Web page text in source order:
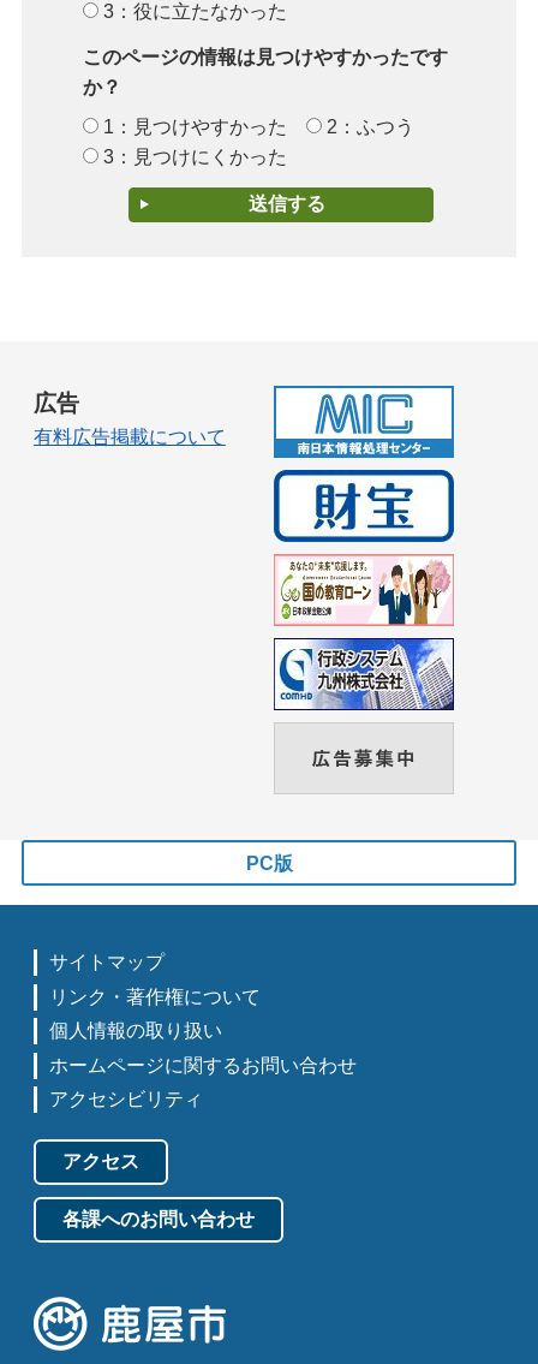
3：役に立たなかった
このページの情報は見つけやすかったです
か？
1：見つけやすかった
2：ふつう
3：見つけにくかった
広告
有料広告掲載について
PC版
サイトマップ
リンク・著作権について
個人情報の取り扱い
ホームページに関するお問い合わせ
アクセシビリティ
アクセス
各課へのお問い合わせ